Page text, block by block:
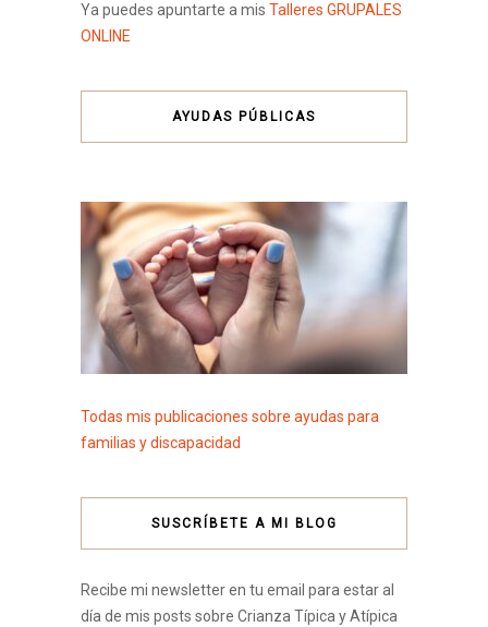
Ya puedes apuntarte a mis Talleres GRUPALES
ONLINE
AYUDAS PÚBLICAS
Todas mis publicaciones sobre ayudas para
familias y discapacidad
SUSCRÍBETE A MI BLOG
Recibe mi newsletter en tu email para estar al
día de mis posts sobre Crianza Típica y Atípica